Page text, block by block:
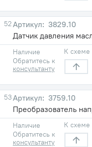
52
3829.10
Датчик давления
Наличие
Обратитесь к
консультанту
К схеме
53
3759.10
Преобразователь
Наличие
Обратитесь к
консультанту
К схеме